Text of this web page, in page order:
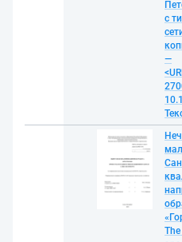
с
—